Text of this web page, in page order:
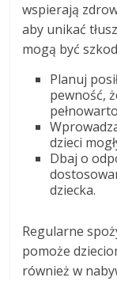
wspierają
aby unikać
mogą być
Planuj
pewność,
dzieci
Dbaj o
dziecka.
Regularne
pomoże
również w